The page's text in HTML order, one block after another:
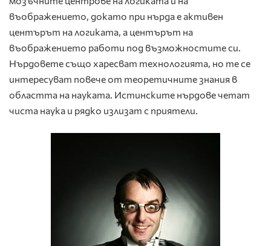
въображението, докато при нърда е активен
центърът на логиката, а центърът на
въображението работи под възможностите си.
Нърдовете също харесват технологията, но те се
интересуват повече от теоретичните знания в
областта на науката. Истинските нърдове четат
чиста наука и рядко излизат с приятели.